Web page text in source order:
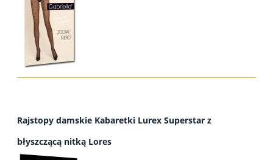
Rajstopy damskie Kabaretki Lurex Superstar z
błyszczącą nitką Lores